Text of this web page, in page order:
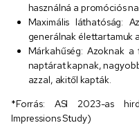
használná a promóciós
Maximális láthatóság:
generálnak élettartamuk
Márkahűség: Azoknak
naptárat kapnak,
azzal, akitől kapták.
*Forrás: ASI 2023-as
Impressions Study)